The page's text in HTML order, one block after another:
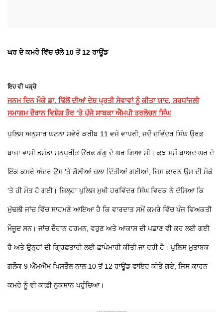
ਘਰ ਦੇ ਕਮਰੇ ਵਿੱਚ ਚੱਲੇ 10 ਤੋਂ 12 ਰਾਊਂਡ
ਇਹ ਵੀ ਪੜ੍ਹੋ
ਜਨਮ ਦਿਨ ਮੌਕੇ ਡਾ. ਢਿੱਲੋਂ ਦੀਆਂ ਦੇਸ਼ ਪ੍ਰਤੀ ਸੇਵਾਵਾਂ ਨੂੰ ਕੀਤਾ ਯਾਦ, ਸ਼ਰਧਾਂਜਲੀ
ਸਮਾਗਮ ਦੌਰਾਨ ਵਿਸ਼ੇਸ਼ ਤੌਰ ’ਤੇ ਪੁੱਜੇ ਸਾਬਕਾ ਐੱਮਪੀ ਤਰਲੋਚਨ ਸਿੰਘ
ਪੁਲਿਸ ਅਨੁਸਾਰ ਘਟਨਾ ਸਵੇਰੇ ਕਰੀਬ 11 ਵਜੇ ਵਾਪਰੀ, ਜਦੋਂ ਦਵਿੰਦਰ ਸਿੰਘ ਉਰਫ਼
ਬਾਜਾ ਵਾਸੀ ਡਮੁੰਡਾ ਮਨਪ੍ਰੀਤ ਉਰਫ਼ ਗੰਗੂ ਦੇ ਘਰ ਗਿਆ ਸੀ। ਕੁਝ ਸਮੇਂ ਬਾਅਦ ਘਰ ਦੇ
ਇੱਕ ਕਮਰੇ ਅੰਦਰ ਉਸ 'ਤੇ ਗੋਲੀਆਂ ਚਲਾ ਦਿੱਤੀਆਂ ਗਈਆਂ, ਜਿਸ ਕਾਰਨ ਉਸ ਦੀ ਮੌਕੇ
'ਤੇ ਹੀ ਮੌਤ ਹੋ ਗਈ। ਜ਼ਿਲ੍ਹਾ ਪੁਲਿਸ ਮੁਖੀ ਹਰਵਿੰਦਰ ਸਿੰਘ ਵਿਰਕ ਨੇ ਦੱਸਿਆ ਕਿ
ਮੁੱਢਲੀ ਜਾਂਚ ਵਿੱਚ ਸਾਹਮਣੇ ਆਇਆ ਹੈ ਕਿ ਵਾਰਦਾਤ ਸਮੇਂ ਕਮਰੇ ਵਿੱਚ ਪੰਜ ਵਿਅਕਤੀ
ਮੌਜੂਦ ਸਨ। ਜਾਂਚ ਦੌਰਾਨ ਹਰਮਨ, ਵਰੁਣ ਅਤੇ ਆਕਾਸ਼ ਦੀ ਪਛਾਣ ਵੀ ਕਰ ਲਈ ਗਈ
ਹੈ ਅਤੇ ਉਨ੍ਹਾਂ ਦੀ ਗ੍ਰਿਫ਼ਤਾਰੀ ਲਈ ਛਾਪੇਮਾਰੀ ਕੀਤੀ ਜਾ ਰਹੀ ਹੈ। ਪੁਲਿਸ ਮੁਤਾਬਕ
ਗਲੌਕ 9 ਐੱਮਐੱਮ ਪਿਸਤੌਲ ਨਾਲ 10 ਤੋਂ 12 ਰਾਊਂਡ ਫਾਇਰ ਕੀਤੇ ਗਏ, ਜਿਸ ਕਾਰਨ
ਕਮਰੇ ਨੂੰ ਵੀ ਕਾਫ਼ੀ ਨੁਕਸਾਨ ਪਹੁੰਚਿਆ।